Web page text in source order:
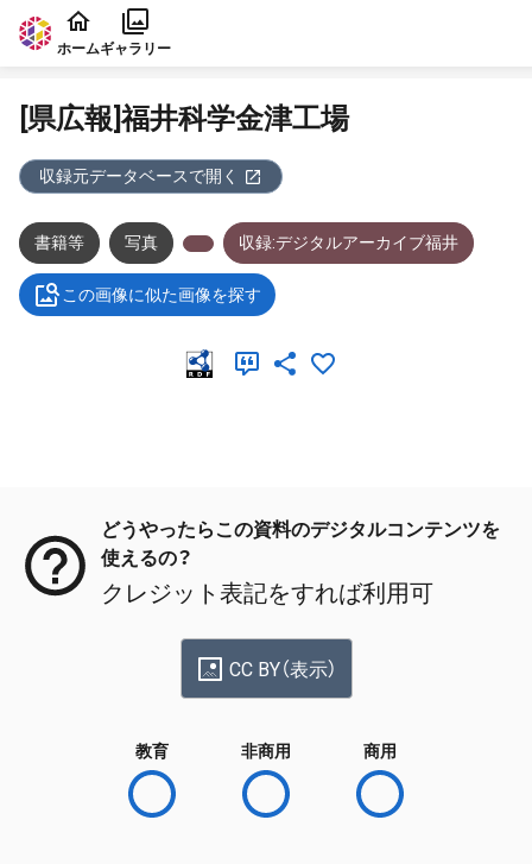
本文に飛ぶ
ホームギャラリー
[県広報]福井科学金津工場
収録元データベースで開く
書籍等 写真 収録:デジタルアーカイブ福井
この画像に似た画像を探す
どうやったらこの資料のデジタルコンテンツを
使えるの？
クレジット表記をすれば利用可
CC BY（表示）
教育 非商用 商用